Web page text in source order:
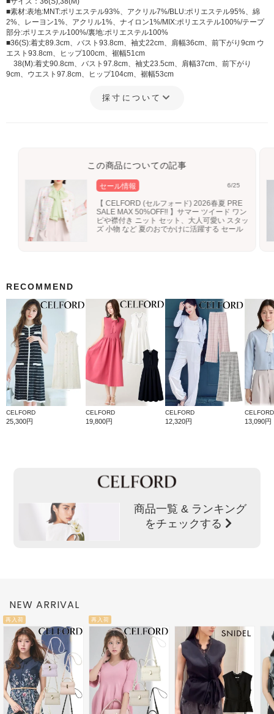
■素材:表地:MNT:ポリエステル93%、アクリル7%/BLU:ポリエステル95%、綿
2%、レーヨン1%、アクリル1%、ナイロン1%/MIX:ポリエステル100%/テープ
部分:ポリエステル100%/裏地:ポリエステル100%
■36(S):着丈89.3cm、バスト93.8cm、袖丈22cm、肩幅36cm、前下がり9cm ウ
エスト93.8cm、ヒップ100cm、裾幅51cm
38(M):着丈90.8cm、バスト97.8cm、袖丈23.5cm、肩幅37cm、前下がり
9cm、ウエスト97.8cm、ヒップ104cm、裾幅53cm
採寸について
この商品についての記事
セール情報 6/25
【 CELFORD (セルフォード) 2026春夏 PRE
SALE MAX 50%OFF!! 】サマー ツイード ワン
ピや襟付き ニット セット、大人可愛い スタッ
ズ 小物 など 夏のおでかけに活躍する セール
RECOMMEND
CELFORD
25,300円
CELFORD
19,800円
CELFORD
12,320円
CELFORD
13,090円
商品一覧 & ランキング
をチェックする
NEW ARRIVAL
再入荷 再入荷